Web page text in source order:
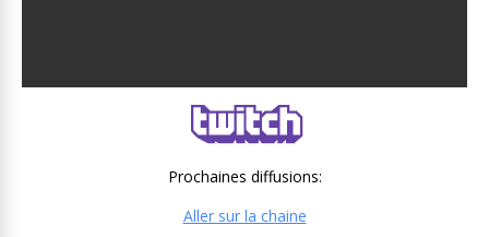
Prochaines diffusions:
Aller sur la chaine